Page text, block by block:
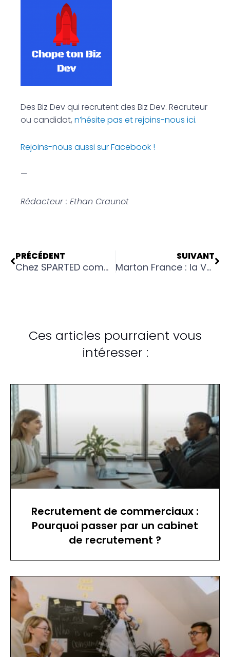
Des Biz Dev qui recrutent des Biz Dev. Recruteur
ou candidat, n’hésite pas et rejoins-nous ici.
Rejoins-nous aussi sur Facebook !
—
Rédacteur : Ethan Craunot
PRÉCÉDENT
Chez SPARTED comme au football, c’est en équipe que l’on vend
SUIVANT
Marton France : la Vente par l’Humain
Ces articles pourraient vous
intéresser :
Recrutement de commerciaux :
Pourquoi passer par un cabinet
de recrutement ?